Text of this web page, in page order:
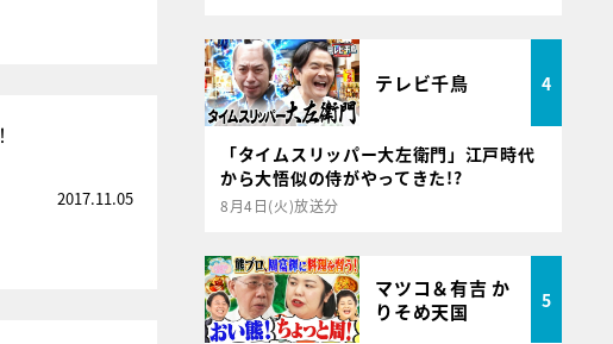
2017.11.05
テレビ千鳥 4
「タイムスリッパー大左衛門」江戸時代
から大悟似の侍がやってきた!?
8月4日(火)放送分
マツコ＆有吉 か
りそめ天国
5